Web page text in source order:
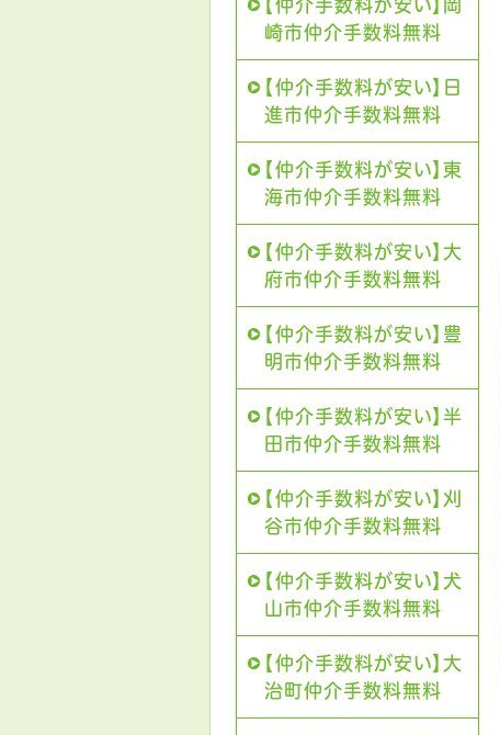
【仲介手数料が安い】岡
崎市仲介手数料無料
【仲介手数料が安い】日
進市仲介手数料無料
【仲介手数料が安い】東
海市仲介手数料無料
【仲介手数料が安い】大
府市仲介手数料無料
【仲介手数料が安い】豊
明市仲介手数料無料
【仲介手数料が安い】半
田市仲介手数料無料
【仲介手数料が安い】刈
谷市仲介手数料無料
【仲介手数料が安い】犬
山市仲介手数料無料
【仲介手数料が安い】大
治町仲介手数料無料